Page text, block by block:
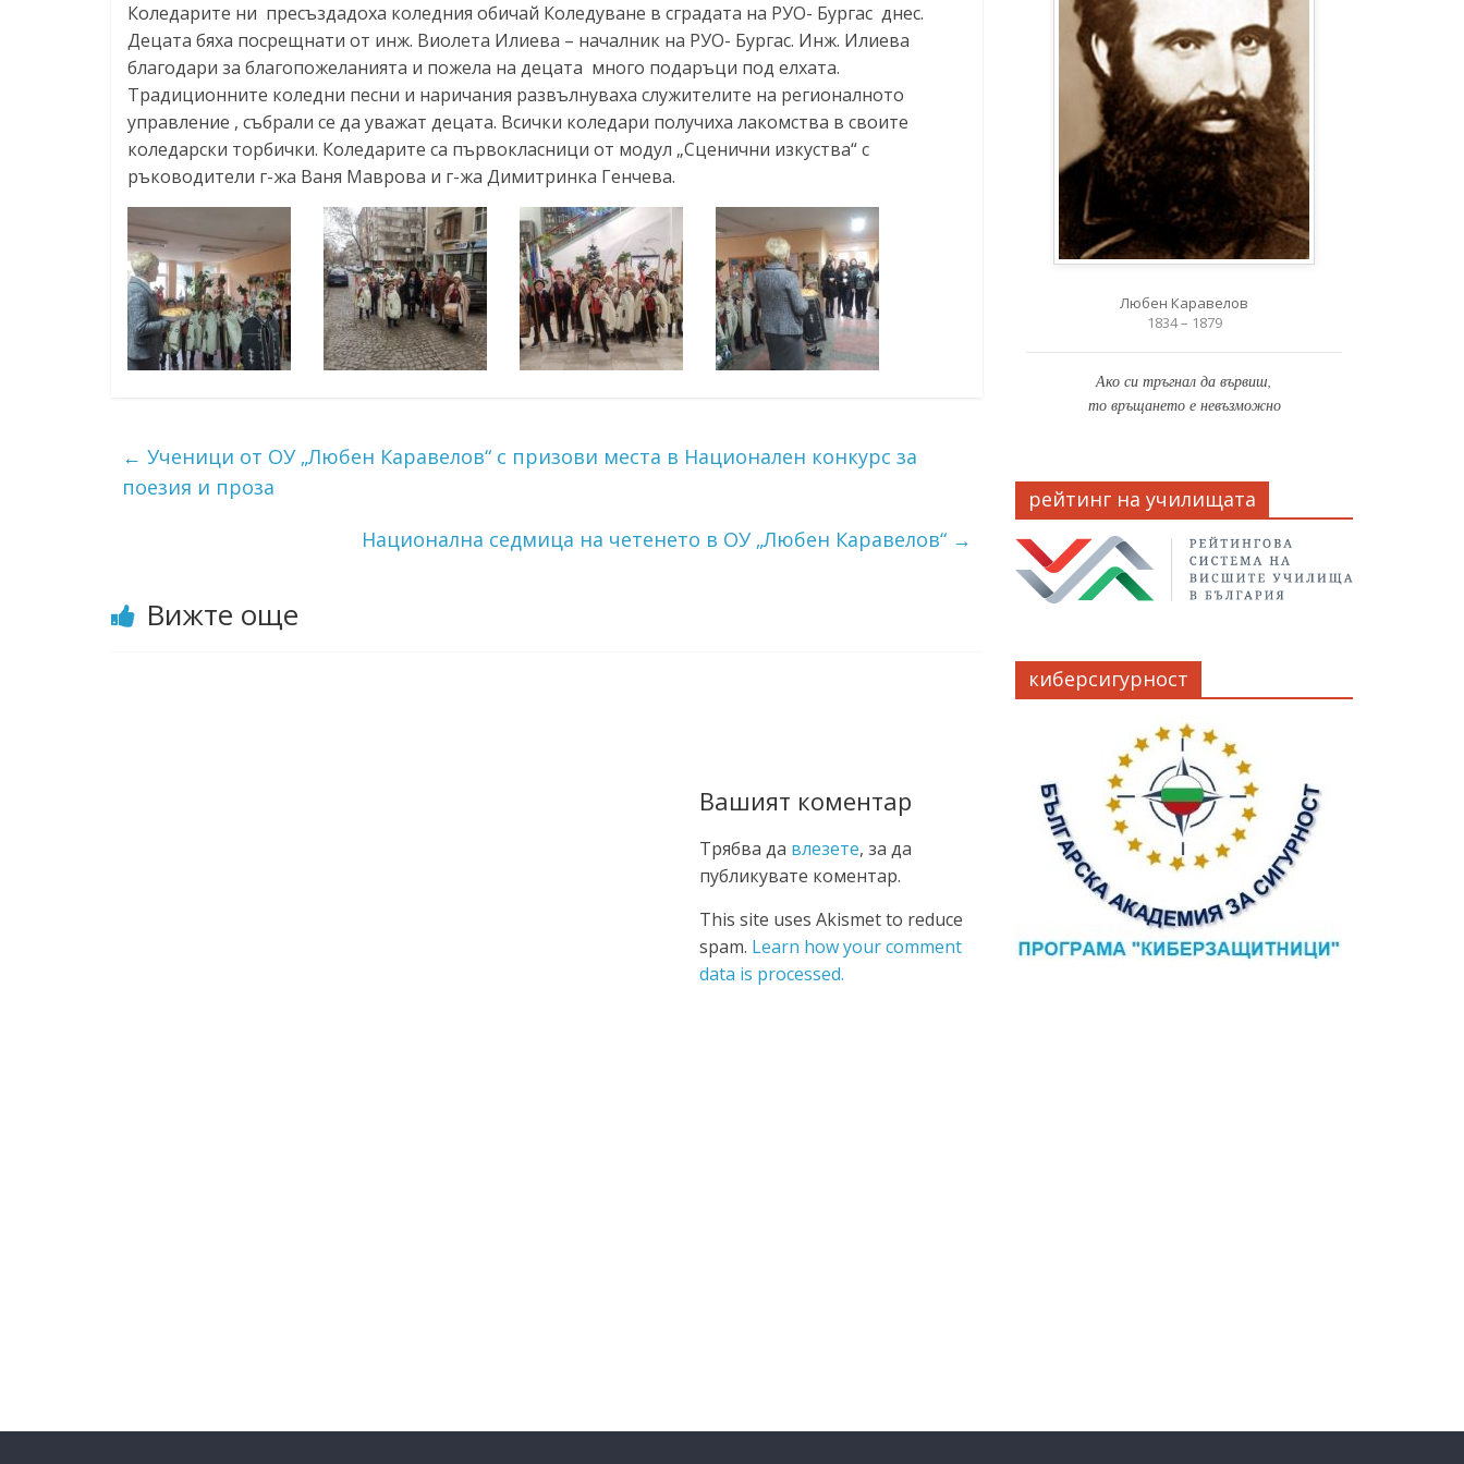
ресурси (ЦРЧР)
Коледарите ни пресъздадоха коледния обичай Коледуване в сградата на РУО- Бургас днес.
Децата бяха посрещнати от инж. Виолета Илиева – началник на РУО- Бургас. Инж. Илиева
благодари за благопожеланията и пожела на децата много подаръци под елхата.
Традиционните коледни песни и наричания развълнуваха служителите на регионалното
управление , събрали се да уважат децата. Всички коледари получиха лакомства в своите
коледарски торбички. Коледарите са първокласници от модул „Сценични изкуства“ с
ръководители г-жа Ваня Маврова и г-жа Димитринка Генчева.
← Ученици от ОУ „Любен Каравелов“ с призови места в Национален конкурс за
поезия и проза
Национална седмица на четенето в ОУ „Любен Каравелов“ →
Вижте още
Вашият коментар
Трябва да влезете, за да
публикувате коментар.
This site uses Akismet to reduce
spam. Learn how your comment
data is processed.
Любен Каравелов
1834 – 1879
Ако си тръгнал да вървиш,
то връщането е невъзможно
рейтинг на училищата
киберсигурност